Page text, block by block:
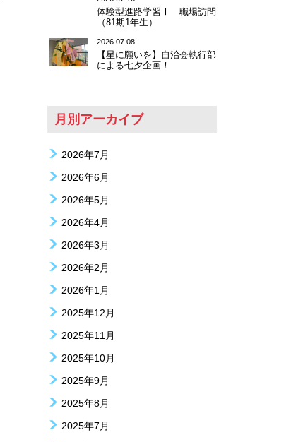
体験型進路学習Ⅰ 職場訪問
（81期1年生）
2026.07.08
【星に願いを】自治会執行部
による七夕企画！
月別アーカイブ
2026年7月
2026年6月
2026年5月
2026年4月
2026年3月
2026年2月
2026年1月
2025年12月
2025年11月
2025年10月
2025年9月
2025年8月
2025年7月